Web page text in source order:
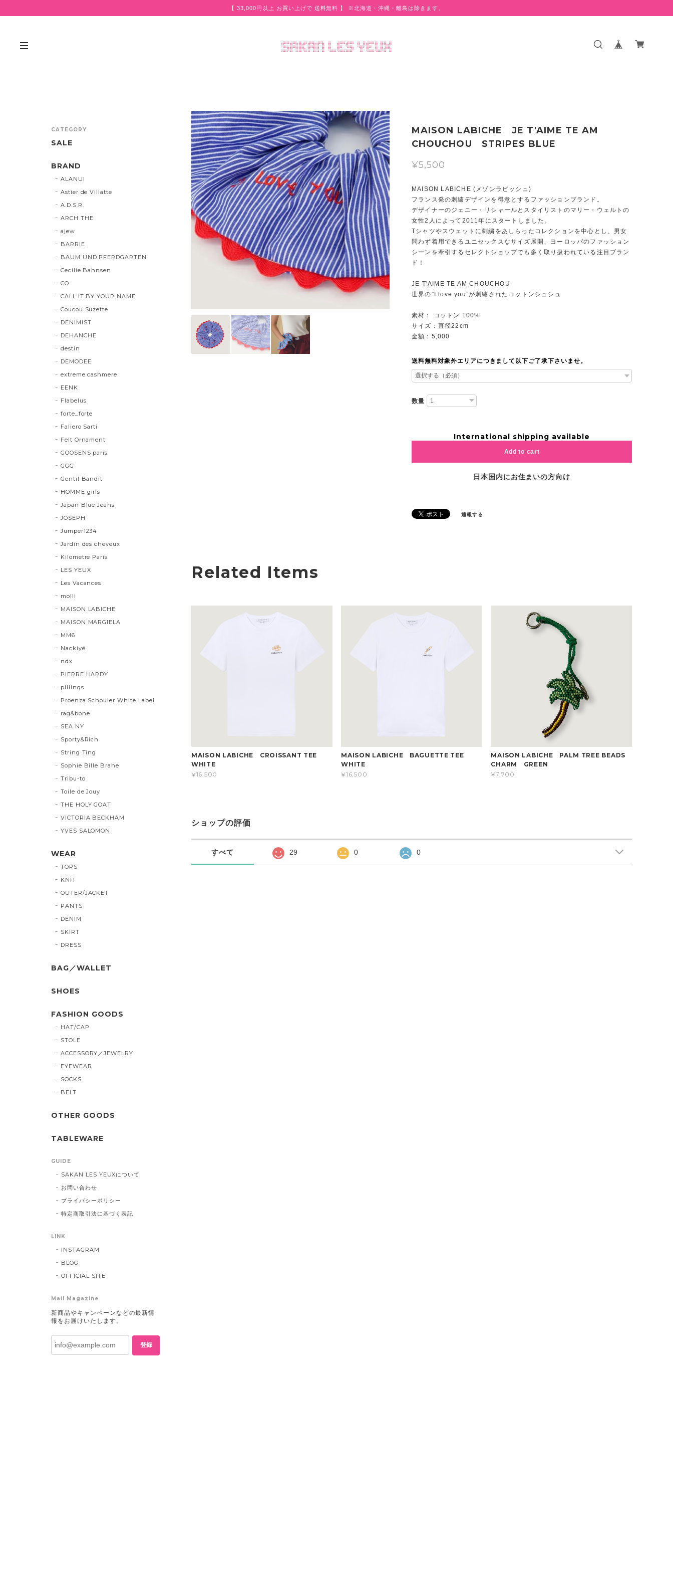
【 33,000円以上 お買い上げで 送料無料 】 ※北海道・沖縄・離島は除きます。
MAISON LABICHE JE T'AIME TE AM
CHOUCHOU STRIPES BLUE
¥5,500
MAISON LABICHE (メゾンラビッシュ)
フランス発の刺繍デザインを得意とするファッションブランド。
デザイナーのジェニー・リシャールとスタイリストのマリー・ウェルトの
女性2人によって2011年にスタートしました。
Tシャツやスウェットに刺繍をあしらったコレクションを中心とし、男女
問わず着用できるユニセックスなサイズ展開、ヨーロッパのファッション
シーンを牽引するセレクトショップでも多く取り扱われている注目ブラン
ド！
JE T'AIME TE AM CHOUCHOU
世界の”I love you”が刺繡されたコットンシュシュ
素材： コットン 100%
サイズ：直径22cm
金額：5,000
送料無料対象外エリアにつきまして以下ご了承下さいませ。
数量
International shipping available
Add to cart
日本国内にお住まいの方向け
通報する
Related Items
MAISON LABICHE CROISSANT TEE
WHITE
¥16,500
MAISON LABICHE BAGUETTE TEE
WHITE
¥16,500
MAISON LABICHE PALM TREE BEADS
CHARM GREEN
¥7,700
ショップの評価
すべて 29 0 0
CATEGORY
SALE
BRAND
ALANUI
Astier de Villatte
A.D.S.R.
ARCH THE
ajew
BARRIE
BAUM UND PFERDGARTEN
Cecilie Bahnsen
CO
CALL IT BY YOUR NAME
Coucou Suzette
DENIMIST
DEHANCHE
destin
DEMODEE
extreme cashmere
EENK
Flabelus
forte_forte
Faliero Sarti
Felt Ornament
GOOSENS paris
GGG
Gentil Bandit
HOMME girls
Japan Blue Jeans
JOSEPH
Jumper1234
Jardin des cheveux
Kilometre Paris
LES YEUX
Les Vacances
molli
MAISON LABICHE
MAISON MARGIELA
MM6
Nackiyé
ndx
PIERRE HARDY
pillings
Proenza Schouler White Label
rag&bone
SEA NY
Sporty&Rich
String Ting
Sophie Bille Brahe
Tribu-to
Toile de Jouy
THE HOLY GOAT
VICTORIA BECKHAM
YVES SALOMON
WEAR
TOPS
KNIT
OUTER/JACKET
PANTS
DENIM
SKIRT
DRESS
BAG／WALLET
SHOES
FASHION GOODS
HAT/CAP
STOLE
ACCESSORY／JEWELRY
EYEWEAR
SOCKS
BELT
OTHER GOODS
TABLEWARE
GUIDE
SAKAN LES YEUXについて
お問い合わせ
プライバシーポリシー
特定商取引法に基づく表記
LINK
INSTAGRAM
BLOG
OFFICIAL SITE
Mail Magazine
新商品やキャンペーンなどの最新情
報をお届けいたします。
登録